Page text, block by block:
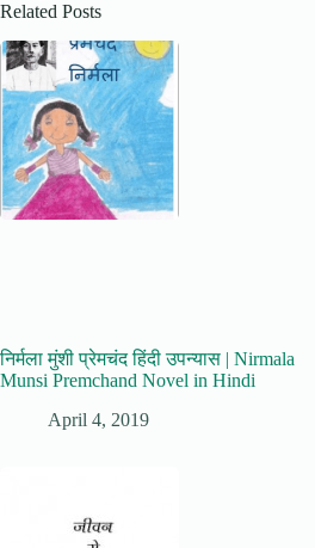
Related Posts
निर्मला मुंशी प्रेमचंद हिंदी उपन्यास | Nirmala
Munsi Premchand Novel in Hindi
April 4, 2019